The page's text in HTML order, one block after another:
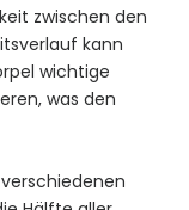
zwischen den
kann
wichtige
was den